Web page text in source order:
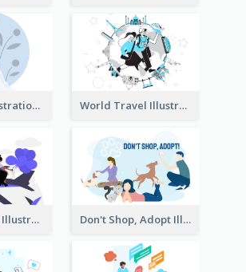
Wedding Illustration World Travel Illustration
Go To Travel Illustration Don't Shop, Adopt Illustration